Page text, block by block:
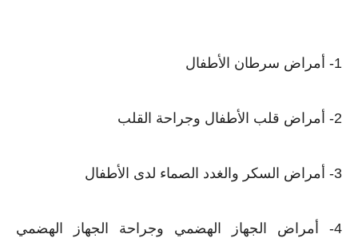
1- أمراض سرطان الأطفال
2- أمراض قلب الأطفال وجراحة القلب
3- أمراض السكر والغدد الصماء لدى الأطفال
4- أمراض الجهاز الهضمي وجراحة الجهاز الهضمي